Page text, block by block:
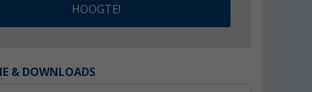
HOOGTE!
& DOWNLOADS